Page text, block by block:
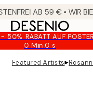
50% RABATT AUF
0 Min.0 s
Gültig
bis:
2026-
Featured Artists▸